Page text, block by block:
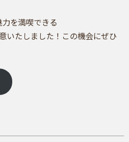
を満喫できる
いたしました！この機会にぜひ